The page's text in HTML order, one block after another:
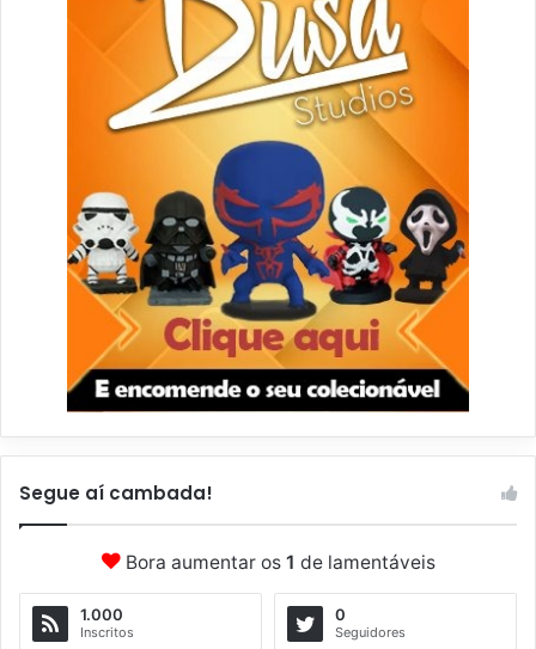
Segue aí cambada!
Bora aumentar os 1 de lamentáveis
1.000
Inscritos
0
Seguidores